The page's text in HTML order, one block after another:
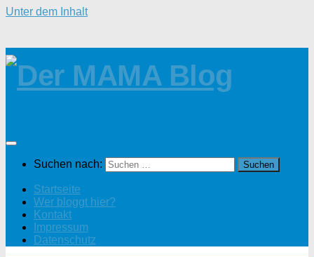
Unter dem Inhalt
Suchen nach:
Startseite
Wer bloggt hier?
Kontakt
Impressum
Datenschutz